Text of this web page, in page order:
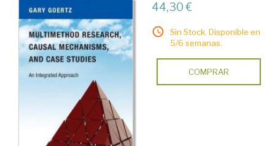
44,30 €
Sin Stock. Disponible en
5/6 semanas.
COMPRAR